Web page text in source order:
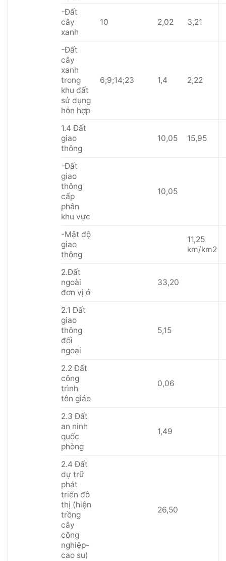
-Đất
cây
xanh
10 2,02 3,21
-Đất
cây
xanh
trong
khu đất
sử dụng
hỗn hợp
6;9;14;23 1,4 2,22
1.4 Đất
giao
thông
10,05 15,95
-Đất
giao
thông
cấp
phân
khu vực
10,05
-Mật độ
giao
thông
11,25
km/km2
2.Đất
ngoài
đơn vị ở
33,20
2.1 Đất
giao
thông
đối
ngoại
5,15
2.2 Đất
công
trình
tôn giáo
0,06
2.3 Đất
an ninh
quốc
phòng
1,49
2.4 Đất
dự trữ
phát
triển đô
thị (hiện
trồng
cây
công
nghiệp-
cao su)
26,50